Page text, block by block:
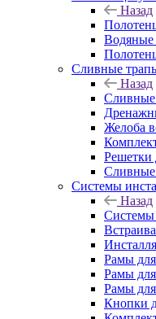
Назад
Водяные
Сливные
Назад
Сливные
Желоба
Решетки
Системы
Назад
Системы
Рамы
Рамы
Рамы
Кнопки